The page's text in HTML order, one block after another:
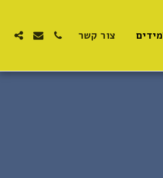
צור קשר